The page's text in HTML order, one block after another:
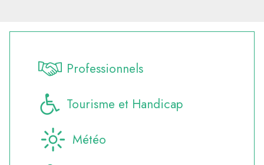
Professionnels
Tourisme et Handicap
Météo